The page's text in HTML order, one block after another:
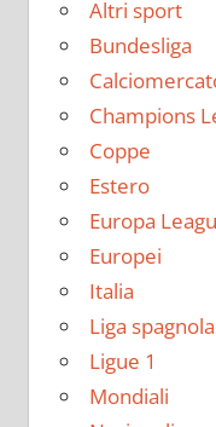
Altri sport
Bundesliga
Champions
Coppe
Estero
Europa
Europei
Italia
Liga spagnola
Ligue 1
Mondiali